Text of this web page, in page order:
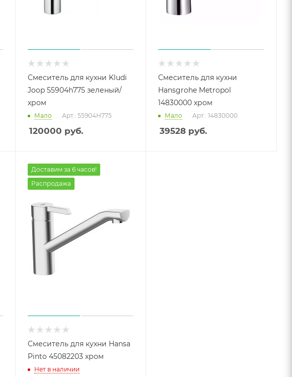
Смеситель для кухни Kludi
Joop 55904h775 зеленый/
хром
Мало Арт.: 55904H775
120000 руб.
Смеситель для кухни
Hansgrohe Metropol
14830000 хром
Мало Арт.: 14830000
39528 руб.
Доставим за 6 часов!
Распродажа
Смеситель для кухни Hansa
Pinto 45082203 хром
Нет в наличии